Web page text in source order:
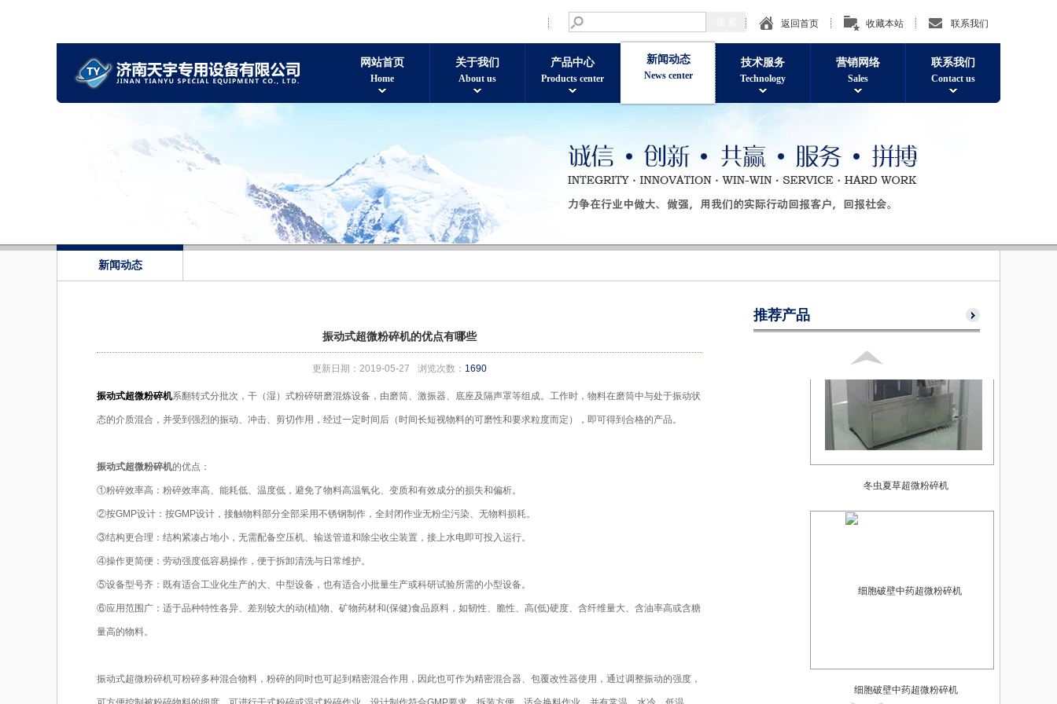
返回首页 收藏本站 联系我们
网站首页
Home
关于我们
About us
产品中心
Products center
新闻动态
News center
技术服务
Technology
营销网络
Sales
联系我们
Contact us
新闻动态
推荐产品
灵芝孢子破壁机
冬虫夏草超微粉碎机
细胞破壁中药超微粉碎机
振动式超微粉碎机的优点有哪些
更新日期：2019-05-27 浏览次数： 1690
振动式超微粉碎机系翻转式分批次，干（湿）式粉碎研磨混炼设备，由磨筒、激振器、底座及隔声罩等组成。工作时，物料在磨筒中与处于振动状
态的介质混合，并受到强烈的振动、冲击、剪切作用，经过一定时间后（时间长短视物料的可磨性和要求粒度而定），即可得到合格的产品。
振动式超微粉碎机的优点：
①粉碎效率高：粉碎效率高、能耗低、温度低，避免了物料高温氧化、变质和有效成分的损失和偏析。
②按GMP设计：按GMP设计，接触物料部分全部采用不锈钢制作，全封闭作业无粉尘污染、无物料损耗。
③结构更合理：结构紧凑占地小，无需配备空压机、输送管道和除尘收尘装置，接上水电即可投入运行。
④操作更简便：劳动强度低容易操作，便于拆卸清洗与日常维护。
⑤设备型号齐：既有适合工业化生产的大、中型设备，也有适合小批量生产或科研试验所需的小型设备。
⑥应用范围广：适于品种特性各异、差别较大的动(植)物、矿物药材和(保健)食品原料，如韧性、脆性、高(低)硬度、含纤维量大、含油率高或含糖
量高的物料。
振动式超微粉碎机可粉碎多种混合物料，粉碎的同时也可起到精密混合作用，因此也可作为精密混合器、包覆改性器使用，通过调整振动的强度，